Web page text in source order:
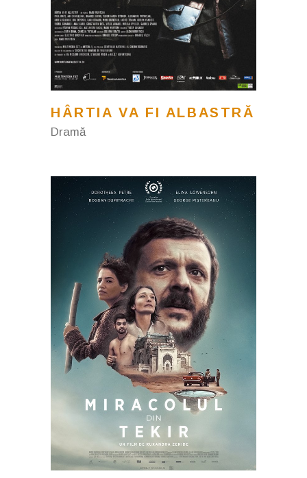
HÂRTIA VA FI ALBASTRĂ
Dramă